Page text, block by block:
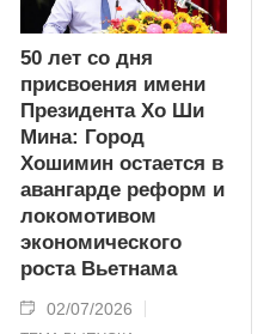
50 лет со дня
присвоения имени
Президента Хо Ши
Мина: Город
Хошимин остается в
авангарде реформ и
локомотивом
экономического
роста Вьетнама
02/07/2026